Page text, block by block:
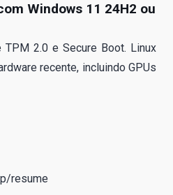
Windows 11 24H2 ou
2.0 e Secure Boot. Linux
recente, incluindo GPUs
resume